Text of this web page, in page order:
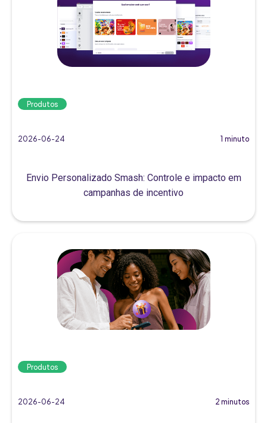
Produtos
2026-06-24 1 minuto
Envio Personalizado Smash: Controle e impacto em
campanhas de incentivo
Produtos
2026-06-24 2 minutos